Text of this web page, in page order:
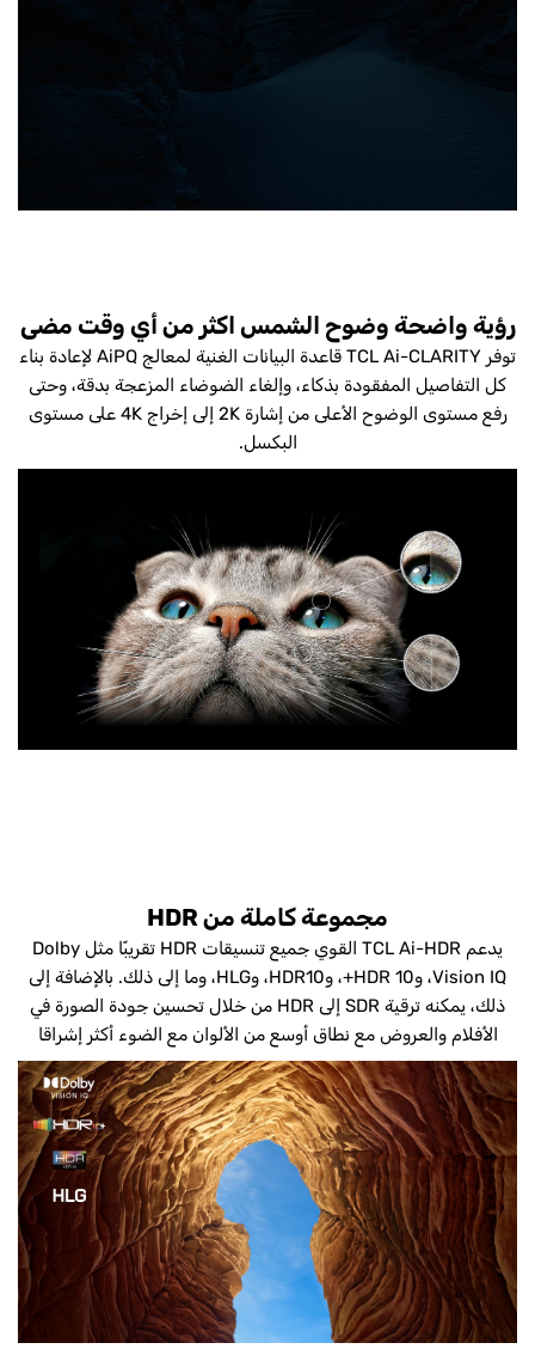
رؤية واضحة وضوح الشمس اكثر من أي وقت مضى
توفر TCL Ai-CLARITY قاعدة البيانات الغنية لمعالج AiPQ لإعادة بناء
كل التفاصيل المفقودة بذكاء، وإلغاء الضوضاء المزعجة بدقة، وحتى
رفع مستوى الوضوح الأعلى من إشارة 2K إلى إخراج 4K على مستوى
البكسل.
مجموعة كاملة من HDR
يدعم TCL Ai-HDR القوي جميع تنسيقات HDR تقريبًا مثل Dolby
Vision IQ، وHDR 10+، وHDR10، وHLG، وما إلى ذلك. بالإضافة إلى
ذلك، يمكنه ترقية SDR إلى HDR من خلال تحسين جودة الصورة في
الأفلام والعروض مع نطاق أوسع من الألوان مع الضوء أكثر إشراقا